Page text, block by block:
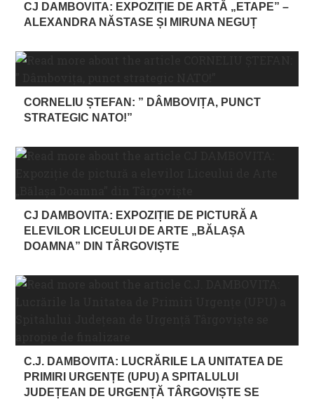
CJ DAMBOVITA: EXPOZIȚIE DE ARTĂ „ETAPE” –
ALEXANDRA NĂSTASE ȘI MIRUNA NEGUȚ
CORNELIU ȘTEFAN: ” DÂMBOVIȚA, PUNCT
STRATEGIC NATO!”
CJ DAMBOVITA: EXPOZIȚIE DE PICTURĂ A
ELEVILOR LICEULUI DE ARTE „BĂLAȘA
DOAMNA” DIN TÂRGOVIȘTE
C.J. DAMBOVITA: LUCRĂRILE LA UNITATEA DE
PRIMIRI URGENȚE (UPU) A SPITALULUI
JUDEȚEAN DE URGENȚĂ TÂRGOVIȘTE SE